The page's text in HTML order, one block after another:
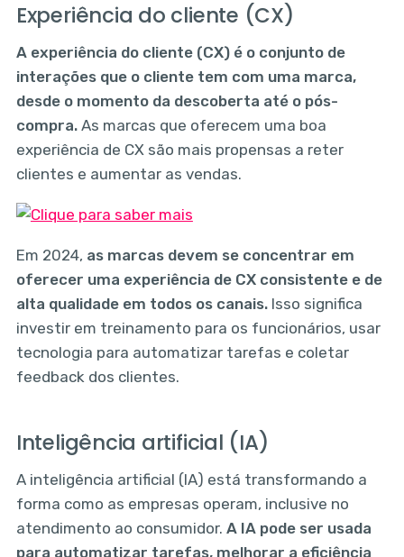
Experiência do cliente (CX)
A experiência do cliente (CX) é o conjunto de
interações que o cliente tem com uma marca,
desde o momento da descoberta até o pós-
compra. As marcas que oferecem uma boa
experiência de CX são mais propensas a reter
clientes e aumentar as vendas.
Em 2024, as marcas devem se concentrar em
oferecer uma experiência de CX consistente e de
alta qualidade em todos os canais. Isso significa
investir em treinamento para os funcionários, usar
tecnologia para automatizar tarefas e coletar
feedback dos clientes.
Inteligência artificial (IA)
A inteligência artificial (IA) está transformando a
forma como as empresas operam, inclusive no
atendimento ao consumidor. A IA pode ser usada
para automatizar tarefas, melhorar a eficiência